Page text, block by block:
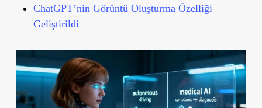
ChatGPT’nin Görüntü Oluşturma Özelliği
Geliştirildi